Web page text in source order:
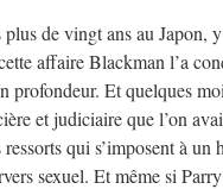
de vingt ans au Japon,
affaire Blackman l’a
profondeur. Et quelques
et judiciaire que l’on
qui s’imposent à
sexuel. Et même si